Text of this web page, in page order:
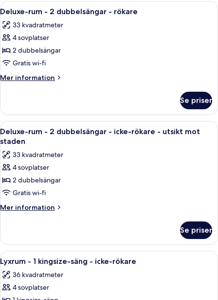
icke-
rökare
2
sängar
rökare
Öppna
alla
foton
för
Deluxe-
rum
-
2
-
rökare
Ett hotellrum med två sängar, ett
8
Deluxe-rum - 2 dubbelsängar - rökare
33 kvadratmeter
4 sovplatser
2 dubbelsängar
Gratis wi-fi
Mer information
Mer
rum
2
dubbelsängar
rökare
Se priser
Öppna
alla
foton
för
Deluxe-
rum
-
2
icke-
rökare
-
utsikt
mot
staden
Ett hotellrum med en stor säng, en
7
Deluxe-rum - 2 dubbelsängar - icke-rökare - utsikt mot
staden
33 kvadratmeter
4 sovplatser
2 dubbelsängar
Gratis wi-fi
Mer information
Mer
rum
2
dubbelsängar
icke-
Se priser
Öppna
alla
foton
för
Ett hotellrum med en säng, ett
6
Lyxrum - 1 kingsize-säng - icke-rökare
36 kvadratmeter
4 sovplatser